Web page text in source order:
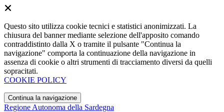
Questo sito utilizza cookie tecnici e statistici anonimizzati. La
chiusura del banner mediante selezione dell'apposito comando
contraddistinto dalla X o tramite il pulsante "Continua la
navigazione" comporta la continuazione della navigazione in
assenza di cookie o altri strumenti di tracciamento diversi da quelli
sopracitati.
COOKIE POLICY
Continua la navigazione
Regione Autonoma della Sardegna